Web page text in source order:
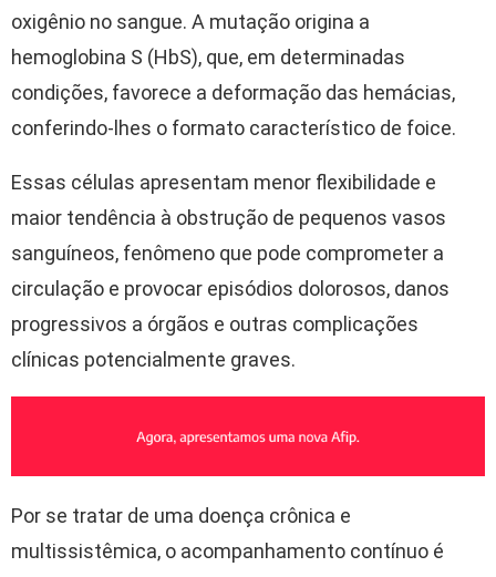
oxigênio no sangue. A mutação origina a
hemoglobina S (HbS), que, em determinadas
condições, favorece a deformação das hemácias,
conferindo-lhes o formato característico de foice.
Essas células apresentam menor flexibilidade e
maior tendência à obstrução de pequenos vasos
sanguíneos, fenômeno que pode comprometer a
circulação e provocar episódios dolorosos, danos
progressivos a órgãos e outras complicações
clínicas potencialmente graves.
Por se tratar de uma doença crônica e
multissistêmica, o acompanhamento contínuo é